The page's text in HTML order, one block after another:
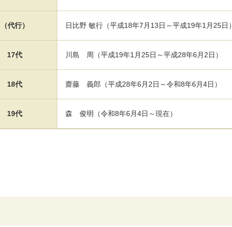
（代行） 日比野 敏行（平成18年7月13日～平成19年1月25日）
17代 川島 周（平成19年1月25日～平成28年6月2日）
18代 齋藤 義郎（平成28年6月2日～令和8年6月4日）
19代 森 俊明（令和8年6月4日～現在）